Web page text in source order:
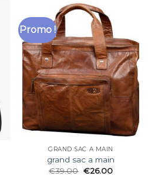
Promo !
GRAND SAC A MAIN
grand sac a main
€39.00 €26.00